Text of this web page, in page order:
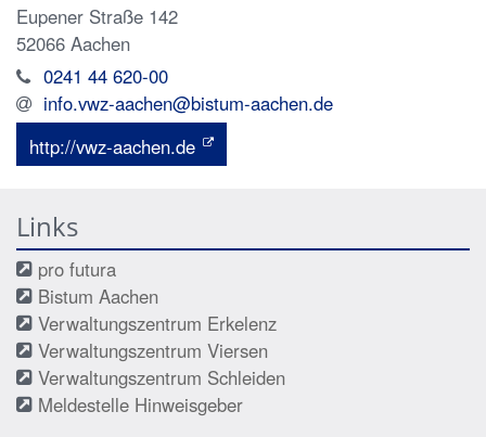
Eupener Straße 142
52066 Aachen
0241 44 620-00
info.vwz-aachen@bistum-aachen.de
http://vwz-aachen.de
Links
pro futura
Bistum Aachen
Verwaltungszentrum Erkelenz
Verwaltungszentrum Viersen
Verwaltungszentrum Schleiden
Meldestelle Hinweisgeber